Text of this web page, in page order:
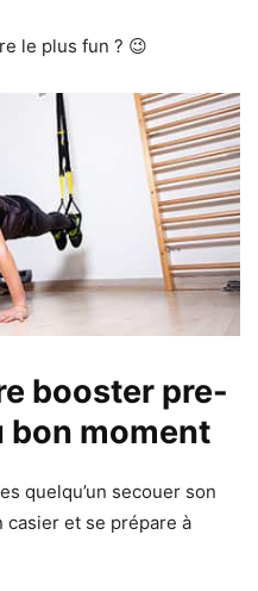
le plus fun ? 😉
booster pre-
bon moment
quelqu’un secouer son
casier et se prépare à